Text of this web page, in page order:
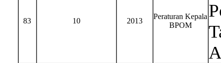
83 10 2013
Peraturan Kepala
BPOM